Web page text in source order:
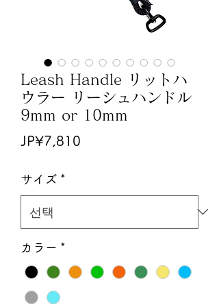
Leash Handle リットハ
ウラー リーシュハンドル
9mm or 10mm
JP¥7,810
サイズ *
カラー *